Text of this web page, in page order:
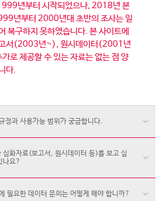
년부터 시작되었으나, 2018년 본
년부터 2000년대 초반의 조사는 일
복구하지 못하였습니다. 본 사이트에
고서(2003년~), 원시데이터(2001년
로 제공할 수 있는 자료는 없는 점 양
다.
정과 사용가능 범위가 궁금합니다.
심화자료(보고서, 원시데이터 등)를 보고 싶
나요?
필요한 데이터 문의는 어떻게 해야 합니까?